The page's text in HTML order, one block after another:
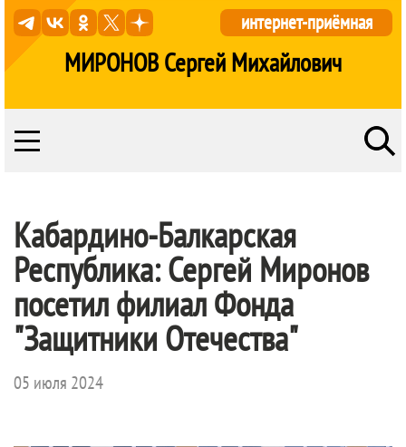
МИРОНОВ Сергей Михайлович
интернет-приёмная
Кабардино-Балкарская
Республика: Сергей Миронов
посетил филиал Фонда
"Защитники Отечества"
05 июля 2024